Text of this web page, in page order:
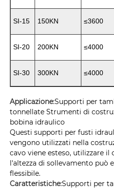
SI-15 150KN ≤3600
SI-20 200KN ≤4000
SI-30 300KN ≤4000
Applicazione:Supporti per
tonnellate Strumenti di
bobina idraulico
Questi supporti per fusti
vengono utilizzati nella
cavo viene esteso, utilizzare il
l'altezza di sollevamento può
flessibile.
Caratteristiche:Supporti per